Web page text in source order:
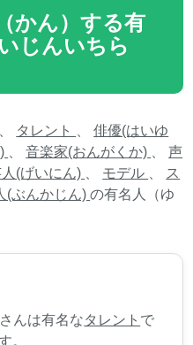
かん）する有
じんいちら
タレント 、俳優(はいゆ
、音楽家(おんがくか) 、声
(げいにん) モデル
ス
(ぶんかじん)の有名人（ゆ
んは有名なタレント で
。